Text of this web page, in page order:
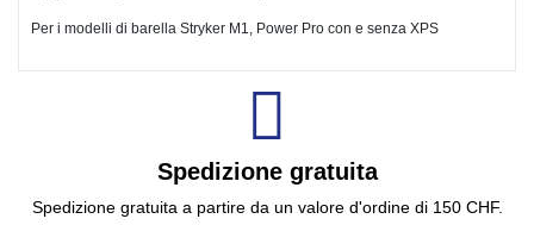
Per i modelli di barella Stryker M1, Power Pro con e senza XPS
Spedizione gratuita
Spedizione gratuita a partire da un valore d'ordine di 150 CHF.